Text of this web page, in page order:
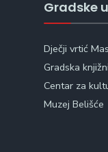
Gradske
Dječji vrtić
Gradska
Centar za
Muzej Belišće